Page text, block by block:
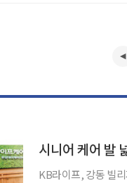
KB라이프, 강동 빌